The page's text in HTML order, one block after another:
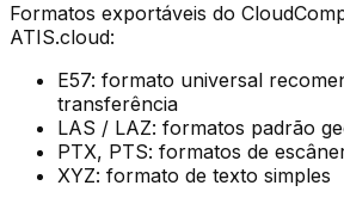
Formatos exportáveis do
ATIS.cloud:
E57: formato universal
transferência
LAS / LAZ: formatos padrão
PTX, PTS: formatos de
XYZ: formato de texto simples